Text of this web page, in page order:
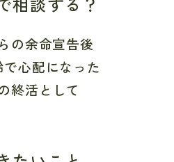
の余命宣告後
心配になった
終活として